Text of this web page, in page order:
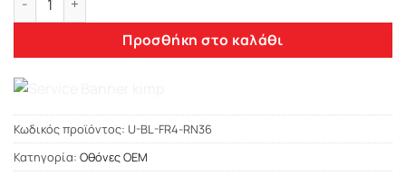
Προσθήκη στο καλάθι
Κωδικός προϊόντος: U-BL-FR4-RN36
Κατηγορία: Οθόνες OEM